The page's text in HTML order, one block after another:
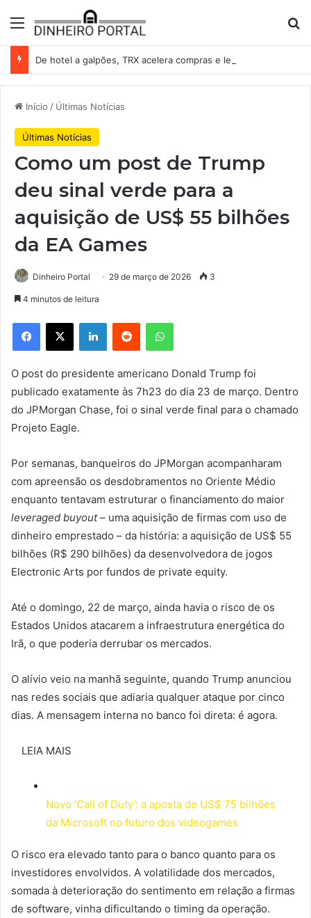
Menu
Início / Últimas Notícias
Últimas Notícias
Como um post de Trump
deu sinal verde para a
aquisição de US$ 55 bilhões
da EA Games
Dinheiro Portal 29 de março de 2026 3
4 minutos de leitura
Facebook
X LinkedinReddit WhatsApp
O post do presidente americano Donald Trump foi
publicado exatamente às 7h23 do dia 23 de março. Dentro
do JPMorgan Chase, foi o sinal verde final para o chamado
Projeto Eagle.
Por semanas, banqueiros do JPMorgan acompanharam
com apreensão os desdobramentos no Oriente Médio
enquanto tentavam estruturar o financiamento do maior
leveraged buyout– uma aquisição de firmas com uso de
dinheiro emprestado – da história: a aquisição de US$ 55
bilhões (R$ 290 bilhões) da desenvolvedora de jogos
Electronic Arts por fundos de private equity.
Até o domingo, 22 de março, ainda havia o risco de os
Estados Unidos atacarem a infraestrutura energética do
Irã, o que poderia derrubar os mercados.
O alívio veio na manhã seguinte, quando Trump anunciou
nas redes sociais que adiaria qualquer ataque por cinco
dias. A mensagem interna no banco foi direta: é agora.
LEIA MAIS
Novo ‘Call of Duty’: a aposta de US$ 75 bilhões
da Microsoft no futuro dos videogames
O risco era elevado tanto para o banco quanto para os
investidores envolvidos. A volatilidade dos mercados,
somada à deterioração do sentimento em relação a firmas
de software, vinha dificultando o timing da operação.